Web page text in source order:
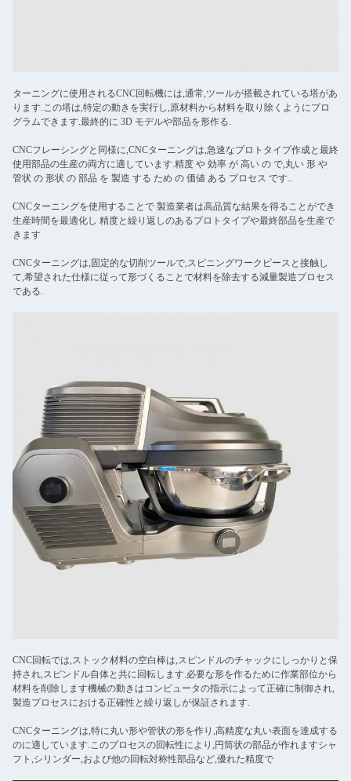
ターニングに使用されるCNC回転機には,通常,ツールが搭載されている塔があ
ります.この塔は,特定の動きを実行し,原材料から材料を取り除くようにプロ
グラムできます.最終的に 3D モデルや部品を形作る.
CNCフレーシングと同様に,CNCターニングは,急速なプロトタイプ作成と最終
使用部品の生産の両方に適しています.精度 や 効率 が 高い の で,丸い 形 や
管状 の 形状 の 部品 を 製造 する ため の 価値 ある プロセス です..
CNCターニングを使用することで 製造業者は高品質な結果を得ることができ
生産時間を最適化し 精度と繰り返しのあるプロトタイプや最終部品を生産で
きます
CNCターニングは,固定的な切削ツールで,スピニングワークピースと接触し
て,希望された仕様に従って形づくることで材料を除去する減量製造プロセス
である.
CNC回転では,ストック材料の空白棒は,スピンドルのチャックにしっかりと保
持され,スピンドル自体と共に回転します.必要な形を作るために作業部位から
材料を削除します機械の動きはコンピュータの指示によって正確に制御され,
製造プロセスにおける正確性と繰り返しが保証されます.
CNCターニングは,特に丸い形や管状の形を作り,高精度な丸い表面を達成する
のに適しています.このプロセスの回転性により,円筒状の部品が作れますシャ
フト,シリンダー,および他の回転対称性部品など,優れた精度で